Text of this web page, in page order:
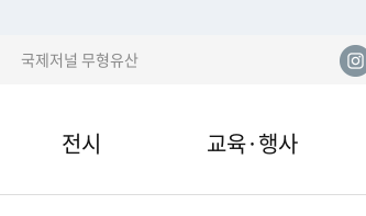
국제저널 무형유산
전시 교육·행사